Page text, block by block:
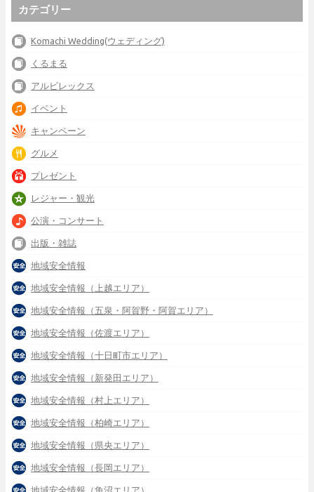
カテゴリー
Komachi Wedding(ウェディング)
くるまる
アルビレックス
イベント
キャンペーン
グルメ
プレゼント
レジャー・観光
公演・コンサート
出版・雑誌
地域安全情報
地域安全情報（上越エリア）
地域安全情報（五泉・阿賀野・阿賀エリア）
地域安全情報（佐渡エリア）
地域安全情報（十日町市エリア）
地域安全情報（新発田エリア）
地域安全情報（村上エリア）
地域安全情報（柏崎エリア）
地域安全情報（県央エリア）
地域安全情報（長岡エリア）
地域安全情報（魚沼エリア）